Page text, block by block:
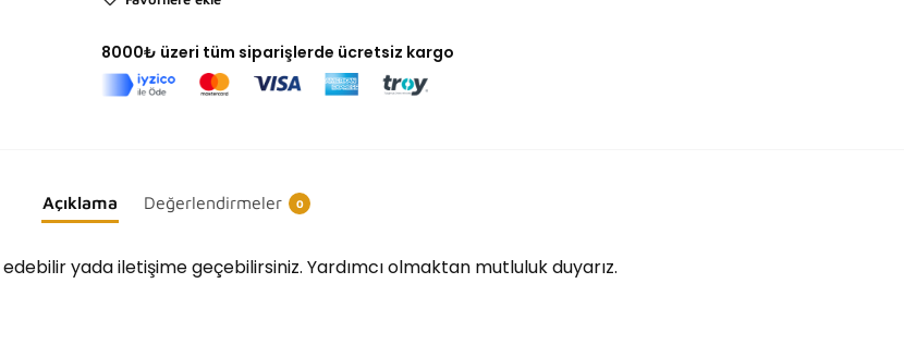
8000₺ üzeri tüm siparişlerde ücretsiz kargo
Açıklama Değerlendirmeler 0
yada iletişime geçebilirsiniz. Yardımcı olmaktan mutluluk duyarız.